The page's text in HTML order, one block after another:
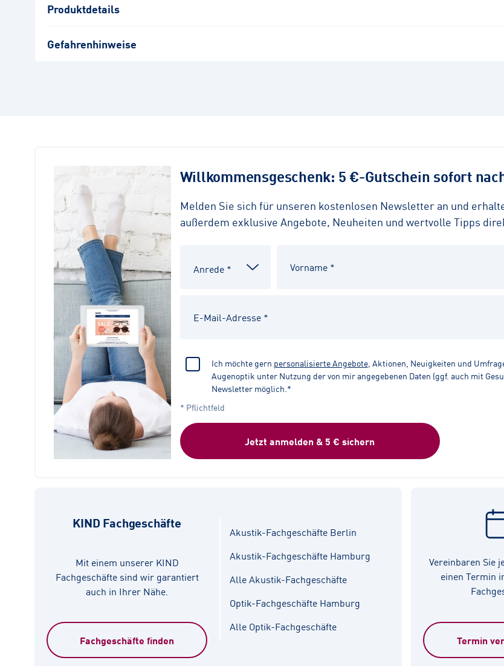
Produktdetails
Gefahrenhinweise
Willkommensgeschenk: 5 €-Gutschein sofort
Melden Sie sich für unseren kostenlosen Newsletter an und
außerdem exklusive Angebote, Neuheiten und wertvolle Tipps
Ich möchte gern personalisierte Angebote, Aktionen, Neuigkeiten und
Augenoptik unter Nutzung der von mir angegebenen Daten (ggf. auch mit
Newsletter möglich.*
* Pflichtfeld
Jetzt anmelden & 5 € sichern
KIND Fachgeschäfte
Mit einem unserer KIND
Fachgeschäfte sind wir garantiert
auch in Ihrer Nähe.
Akustik-Fachgeschäfte Berlin
Akustik-Fachgeschäfte Hamburg
Alle Akustik-Fachgeschäfte
Optik-Fachgeschäfte Hamburg
Alle Optik-Fachgeschäfte
Fachgeschäfte finden
Vereinbaren Sie
einen Termin
Termin